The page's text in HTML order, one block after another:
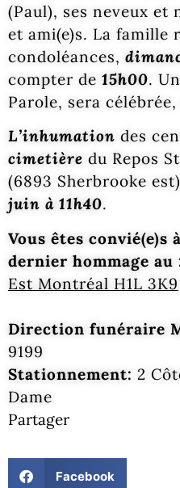
(Paul), ses neveux et
et ami(e)s. La famille
condoléances,
compter de 15h00.
Parole, sera
L’inhumation des
cimetière du Repos
(6893 Sherbrooke
juin à 11h40.
Vous êtes convié(e)s
dernier hommage au
Est Montréal H1L 3K9
Direction funéraire
9199
Stationnement: 2
Dame
Partager
Facebook